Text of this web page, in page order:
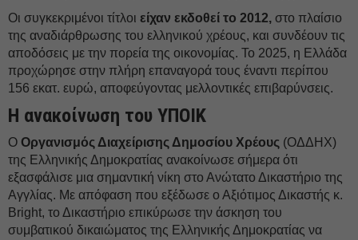
Οι συγκεκριμένοι τίτλοι είχαν εκδοθεί το 2012, στο πλαίσιο
της αναδιάρθρωσης του ελληνικού χρέους, και συνδέουν τις
αποδόσεις με την πορεία της οικονομίας. Το 2025, η Ελλάδα
προχώρησε στην πλήρη επαναγορά τους έναντι περίπου
156 εκατ. ευρώ, αποφεύγοντας μελλοντικές επιβαρύνσεις.
Η ανακοίνωση του ΥΠΟΙΚ
Ο Οργανισμός Διαχείρισης Δημοσίου Χρέους (ΟΔΔΗΧ)
της Ελληνικής Δημοκρατίας ανακοίνωσε σήμερα ότι
εξασφάλισε μια σημαντική νίκη στο Ανώτατο Δικαστήριο της
Αγγλίας. Με απόφαση που εξέδωσε ο Αξιότιμος Δικαστής κ.
Bright, το Δικαστήριο επικύρωσε την άσκηση του
συμβατικού δικαιώματος της Ελληνικής Δημοκρατίας να